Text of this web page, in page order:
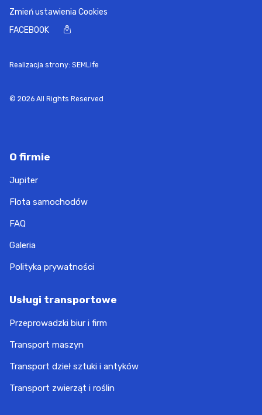
Zmień ustawienia Cookies
FACEBOOK
Realizacja strony: SEMLife
© 2026 All Rights Reserved
O firmie
Jupiter
Flota samochodów
FAQ
Galeria
Polityka prywatności
Usługi transportowe
Przeprowadzki biur i firm
Transport maszyn
Transport dzieł sztuki i antyków
Transport zwierząt i roślin